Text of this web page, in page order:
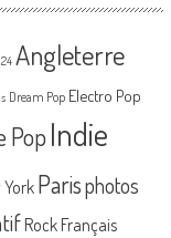
Angleterre
Dream Pop Electro Pop
PopIndie
York Parisphotos
Rock Français